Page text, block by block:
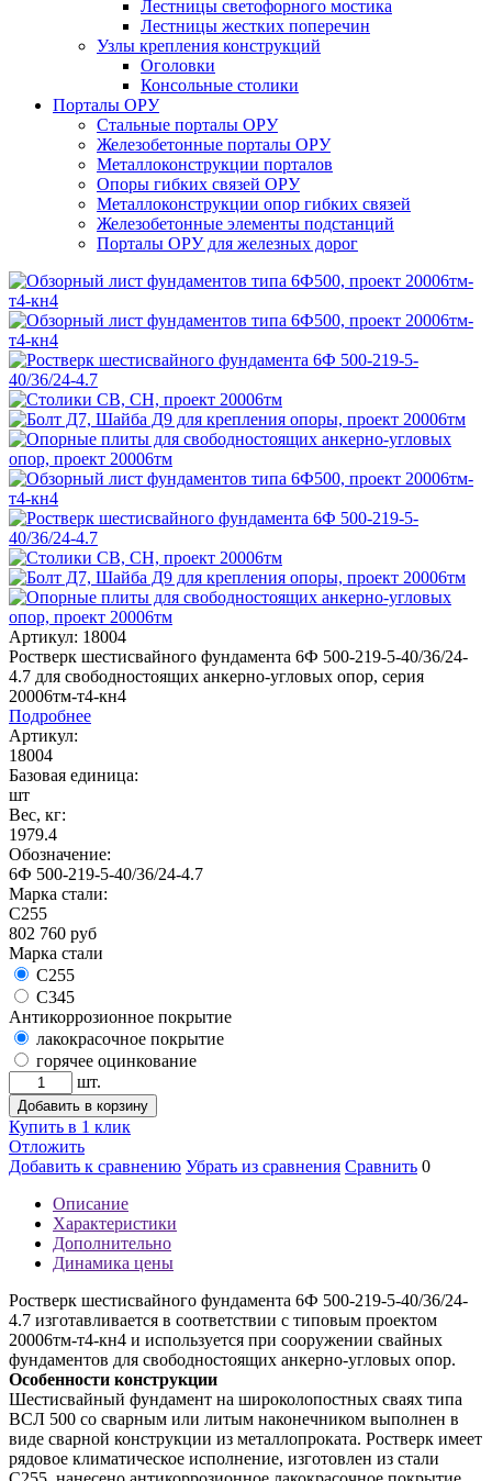
Лестницы светофорного мостика
Лестницы жестких поперечин
Узлы крепления конструкций
Оголовки
Консольные столики
Порталы ОРУ
Стальные порталы ОРУ
Железобетонные порталы ОРУ
Металлоконструкции порталов
Опоры гибких связей ОРУ
Металлоконструкции опор гибких связей
Железобетонные элементы подстанций
Порталы ОРУ для железных дорог
Артикул: 18004
Ростверк шестисвайного фундамента 6Ф 500-219-5-40/36/24-
4.7 для свободностоящих анкерно-угловых опор, серия
20006тм-т4-кн4
Подробнее
Артикул:
18004
Базовая единица:
шт
Вес, кг:
1979.4
Обозначение:
6Ф 500-219-5-40/36/24-4.7
Марка стали:
С255
802 760 руб
Марка стали
С255
С345
Антикоррозионное покрытие
лакокрасочное покрытие
горячее оцинкование
шт.
Добавить в корзину
Купить в 1 клик
Отложить
Добавить к сравнению Убрать из сравнения Сравнить 0
Описание
Характеристики
Дополнительно
Динамика цены
Ростверк шестисвайного фундамента 6Ф 500-219-5-40/36/24-
4.7 изготавливается в соответствии с типовым проектом
20006тм-т4-кн4 и используется при сооружении свайных
фундаментов для свободностоящих анкерно-угловых опор.
Особенности конструкции
Шестисвайный фундамент на широколопостных сваях типа
ВСЛ 500 со сварным или литым наконечником выполнен в
виде сварной конструкции из металлопроката. Ростверк имеет
рядовое климатическое исполнение, изготовлен из стали